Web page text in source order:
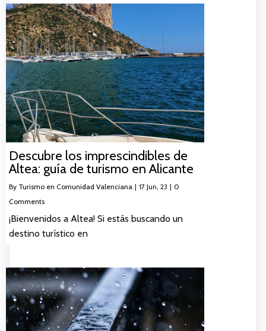
Descubre los imprescindibles de
Altea: guía de turismo en Alicante
By Turismo en Comunidad Valenciana | 17 Jun, 23 | 0
Comments
¡Bienvenidos a Altea! Si estás buscando un
destino turístico en